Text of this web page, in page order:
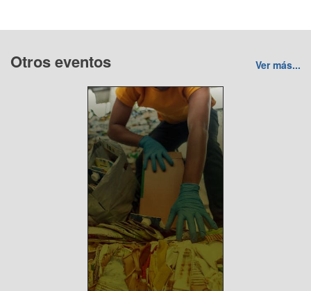
Otros eventos Ver más...